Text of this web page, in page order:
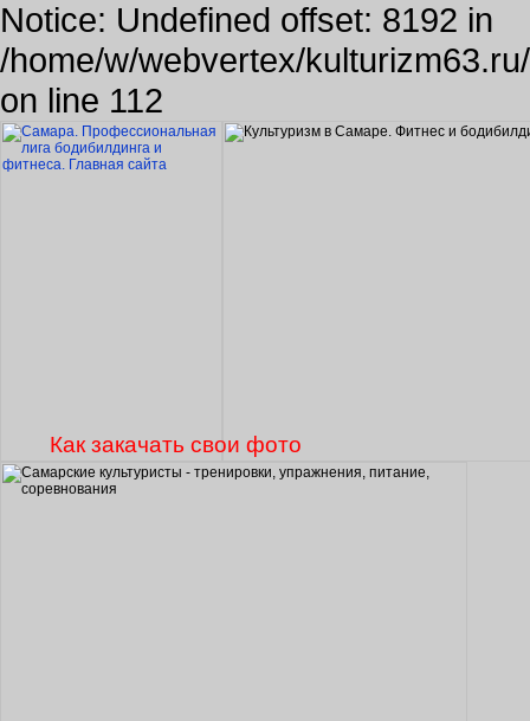
Notice: Undefined offset: 8192 in
/home/w/webvertex/
on line 112
Как закачать свои фото